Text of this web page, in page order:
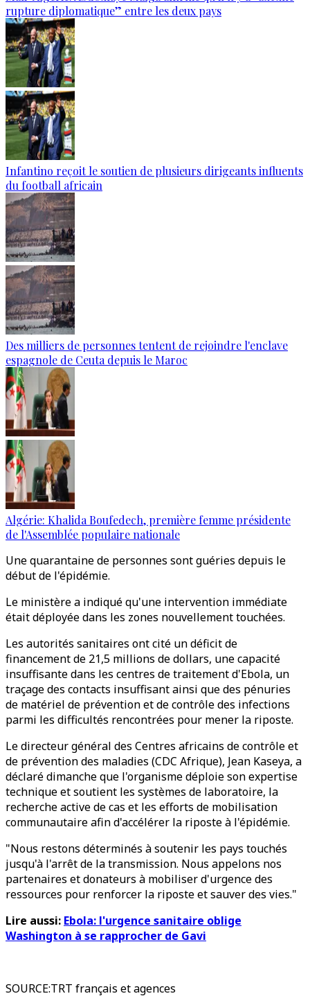
rupture diplomatique” entre les deux pays
Infantino reçoit le soutien de plusieurs dirigeants influents
du football africain
Des milliers de personnes tentent de rejoindre l'enclave
espagnole de Ceuta depuis le Maroc
Algérie: Khalida Boufedech, première femme présidente
de l'Assemblée populaire nationale
Une quarantaine de personnes sont guéries depuis le
début de l'épidémie.
Le ministère a indiqué qu'une intervention immédiate
était déployée dans les zones nouvellement touchées.
Les autorités sanitaires ont cité un déficit de
financement de 21,5 millions de dollars, une capacité
insuffisante dans les centres de traitement d'Ebola, un
traçage des contacts insuffisant ainsi que des pénuries
de matériel de prévention et de contrôle des infections
parmi les difficultés rencontrées pour mener la riposte.
Le directeur général des Centres africains de contrôle et
de prévention des maladies (CDC Afrique), Jean Kaseya, a
déclaré dimanche que l'organisme déploie son expertise
technique et soutient les systèmes de laboratoire, la
recherche active de cas et les efforts de mobilisation
communautaire afin d'accélérer la riposte à l'épidémie.
"Nous restons déterminés à soutenir les pays touchés
jusqu'à l'arrêt de la transmission. Nous appelons nos
partenaires et donateurs à mobiliser d'urgence des
ressources pour renforcer la riposte et sauver des vies."
Lire aussi: Ebola: l'urgence sanitaire oblige
Washington à se rapprocher de Gavi
SOURCE:TRT français et agences